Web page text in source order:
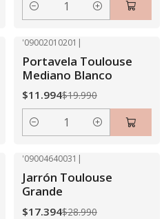
Cantidad
'09002010201 |
Portavela Toulouse
Mediano Blanco
$11.994$19.990
Cantidad
Agotado
'09004640031 |
Jarrón Toulouse
Grande
$17.394$28.990